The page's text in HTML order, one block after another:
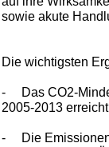
sowie akute
Die wichtigsten
-
Das CO2-
2005-2013
-
Die